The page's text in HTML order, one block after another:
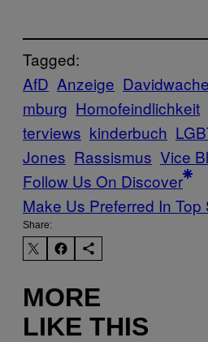
Tagged:
AfD Anzeige Davidwache
mburg Homofeindlichkeit
terviews kinderbuch
Jones Rassismus Vice
Follow Us On Discover
Make Us Preferred In Top
Share:
MORE
LIKE THIS